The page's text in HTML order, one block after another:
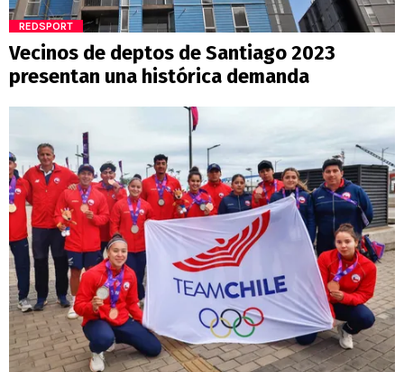
REDSPORT
Vecinos de deptos de Santiago 2023
presentan una histórica demanda